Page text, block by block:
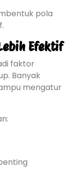
pola
Efektif
faktor
Banyak
mengatur